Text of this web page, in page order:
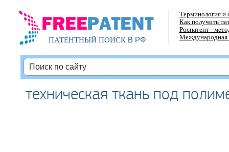
ПАТЕНТНЫЙ ПОИСКВ РФ
Терминология и
Как получить
Роспатент -
Международная
техническая ткань под